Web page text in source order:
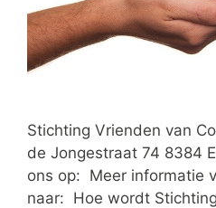
Stichting Vrienden van
de Jongestraat 74 8384
ons op: Meer informatie
naar: Hoe wordt